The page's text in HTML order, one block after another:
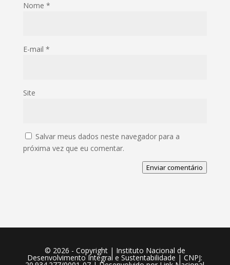
Nome *
E-mail *
Site
Salvar meus dados neste navegador para a
próxima vez que eu comentar.
Enviar comentário
©️ 2026 - Copyright | Instituto Nacional de
Desenvolvimento Integral e Sustentabilidade | CNPJ: